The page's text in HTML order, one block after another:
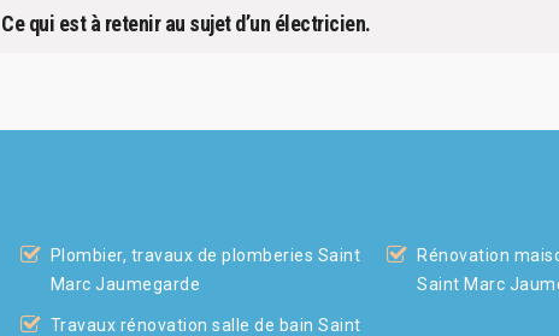
Ce qui est à retenir au sujet d’un électricien.
Plombier, travaux de plomberies Saint
Marc Jaumegarde
Travaux rénovation salle de bain Saint
Rénovation
Saint Marc